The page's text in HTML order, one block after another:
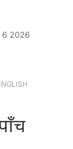
6 2026